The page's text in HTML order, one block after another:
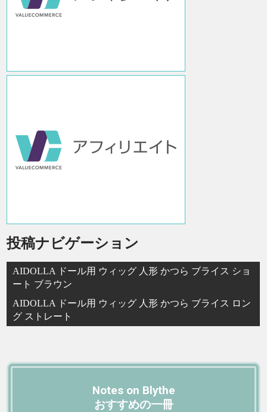
投稿ナビゲーション
AIDOLLA ドール用 ウィッグ 人形 かつら ブライス ショ
ート ブラウン
AIDOLLA ドール用 ウィッグ 人形 かつら ブライス ロン
グ ストレート
Notes on Blythe
おすすめの一冊